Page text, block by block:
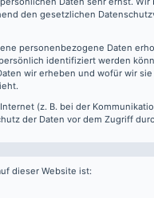
den gesetzlichen
personenbezogene Daten
identifiziert werden
wir erheben und wofür wir sie
(z. B. bei der
der Daten vor dem Zugriff
dieser Website ist: